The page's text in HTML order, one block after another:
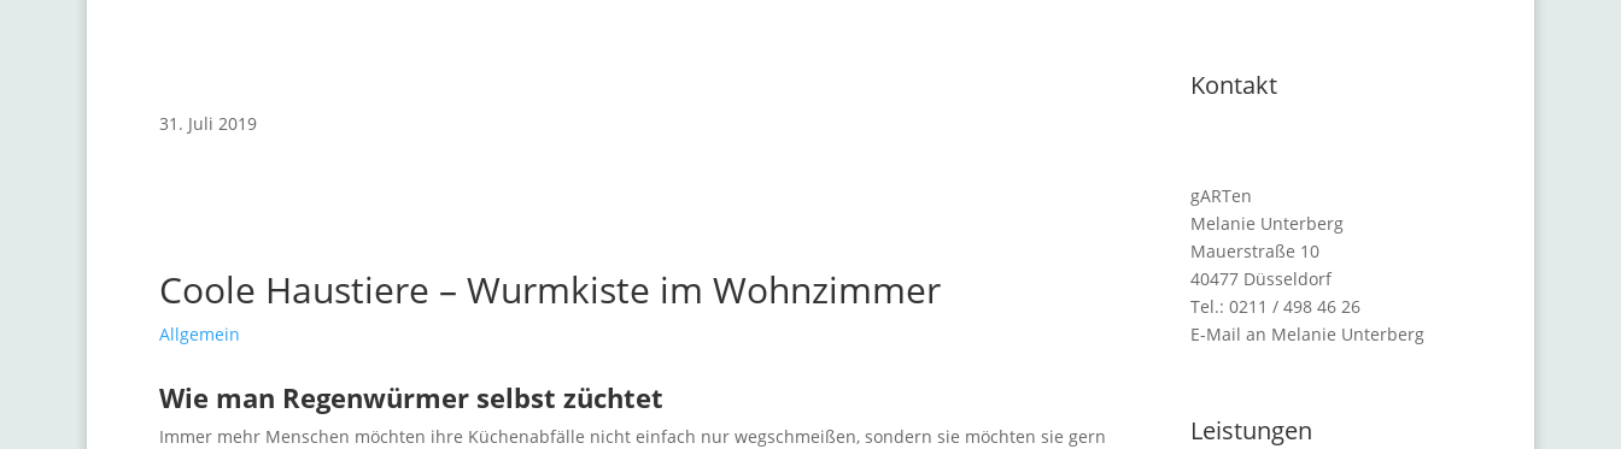
31. Juli 2019
Coole Haustiere – Wurmkiste im Wohnzimmer
Allgemein
Wie man Regenwürmer selbst züchtet
Immer mehr Menschen möchten ihre Küchenabfälle nicht einfach nur wegschmeißen, sondern sie möchten sie gern
Kontakt
gARTen
Melanie Unterberg
Mauerstraße 10
40477 Düsseldorf
Tel.: 0211 / 498 46 26
E-Mail an Melanie Unterberg
Leistungen